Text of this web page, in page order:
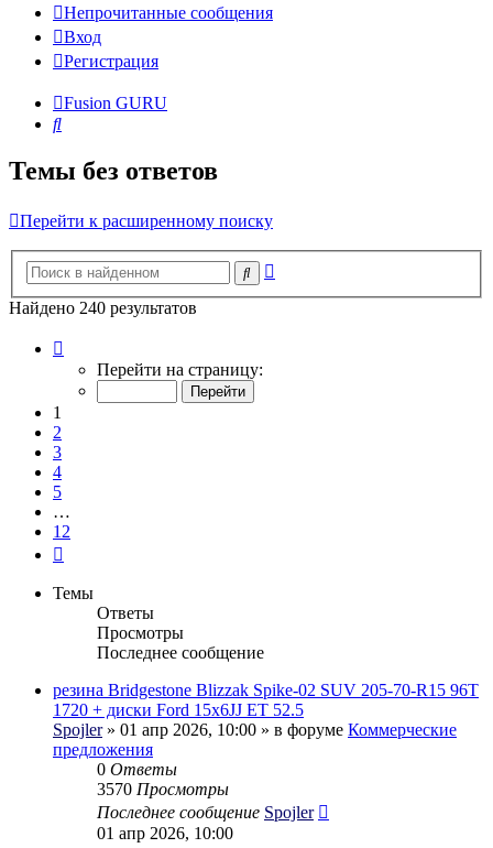
Непрочитанные сообщения
Вход
Регистрация
Fusion GURU
Поиск
Темы без ответов
Перейти к расширенному поиску
Поиск
Найдено 240 результатов
Перейти на страницу:
1
2
3
4
5
…
12
Темы
Ответы
Просмотры
Последнее сообщение
резина Bridgestone Blizzak Spike-02 SUV 205-70-R15 96T
1720 + диски Ford 15x6JJ ET 52.5
Spojler» 01 апр 2026, 10:00 » в форуме Коммерческие
предложения
0 Ответы
3570 Просмотры
Последнее сообщение Spojler
01 апр 2026, 10:00